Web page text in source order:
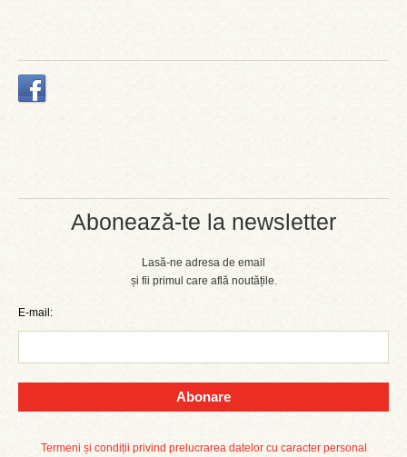
Abonează-te la newsletter
Lasă-ne adresa de email
și fii primul care află noutățile.
E-mail:
Abonare
Termeni și condiții privind prelucrarea datelor cu caracter personal